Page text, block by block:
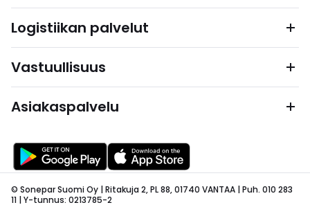
Logistiikan palvelut
Vastuullisuus
Asiakaspalvelu
© Sonepar Suomi Oy | Ritakuja 2, PL 88, 01740 VANTAA | Puh. 010 283
11 | Y-tunnus: 0213785-2